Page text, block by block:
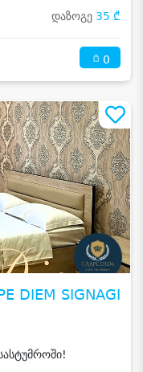
დაზოგე 35 ₾
0
DIEM SIGNAGI